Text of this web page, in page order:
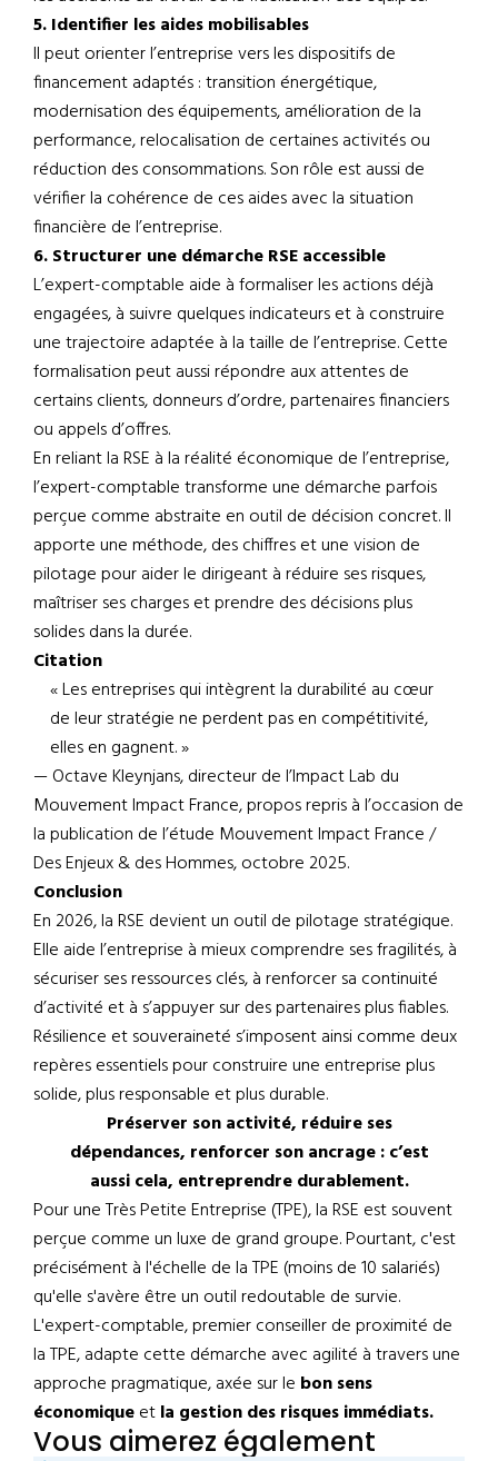
5. Identifier les aides mobilisables
Il peut orienter l’entreprise vers les dispositifs de
financement adaptés : transition énergétique,
modernisation des équipements, amélioration de la
performance, relocalisation de certaines activités ou
réduction des consommations. Son rôle est aussi de
vérifier la cohérence de ces aides avec la situation
financière de l’entreprise.
6. Structurer une démarche RSE accessible
L’expert-comptable aide à formaliser les actions déjà
engagées, à suivre quelques indicateurs et à construire
une trajectoire adaptée à la taille de l’entreprise. Cette
formalisation peut aussi répondre aux attentes de
certains clients, donneurs d’ordre, partenaires financiers
ou appels d’offres.
En reliant la RSE à la réalité économique de l’entreprise,
l’expert-comptable transforme une démarche parfois
perçue comme abstraite en outil de décision concret. Il
apporte une méthode, des chiffres et une vision de
pilotage pour aider le dirigeant à réduire ses risques,
maîtriser ses charges et prendre des décisions plus
solides dans la durée.
Citation
« Les entreprises qui intègrent la durabilité au cœur
de leur stratégie ne perdent pas en compétitivité,
elles en gagnent. »
— Octave Kleynjans, directeur de l’Impact Lab du
Mouvement Impact France, propos repris à l’occasion de
la publication de l’étude Mouvement Impact France /
Des Enjeux & des Hommes, octobre 2025.
Conclusion
En 2026, la RSE devient un outil de pilotage stratégique.
Elle aide l’entreprise à mieux comprendre ses fragilités, à
sécuriser ses ressources clés, à renforcer sa continuité
d’activité et à s’appuyer sur des partenaires plus fiables.
Résilience et souveraineté s’imposent ainsi comme deux
repères essentiels pour construire une entreprise plus
solide, plus responsable et plus durable.
Préserver son activité, réduire ses
dépendances, renforcer son ancrage : c’est
aussi cela, entreprendre durablement.
Pour une Très Petite Entreprise (TPE), la RSE est souvent
perçue comme un luxe de grand groupe. Pourtant, c'est
précisément à l'échelle de la TPE (moins de 10 salariés)
qu'elle s'avère être un outil redoutable de survie.
L'expert-comptable, premier conseiller de proximité de
la TPE, adapte cette démarche avec agilité à travers une
approche pragmatique, axée sur le bon sens
économiqueetla gestion des risques immédiats.
Vous aimerez également